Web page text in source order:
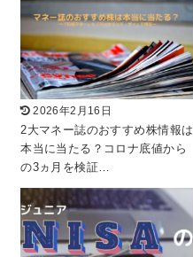
2026年2月16日
2大マネー誌のおすすめ株情報は
本当に当たる？コロナ底値から
の3ヵ月を検証…